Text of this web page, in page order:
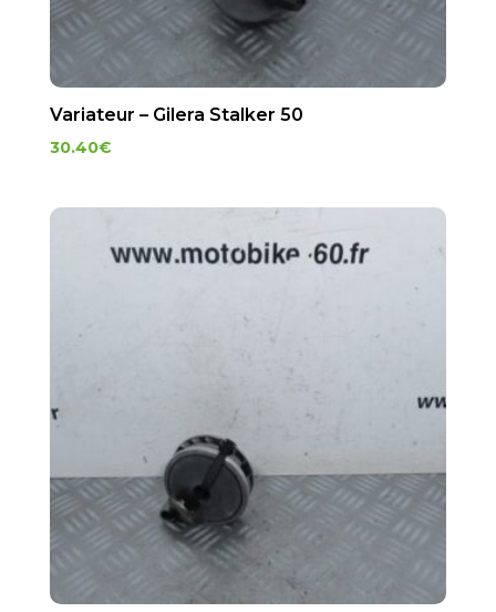
Variateur – Gilera Stalker 50
30.40€